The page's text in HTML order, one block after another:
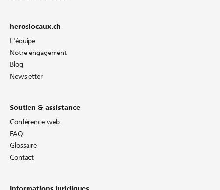
heroslocaux.ch
L'équipe
Notre engagement
Blog
Newsletter
Soutien & assistance
Conférence web
FAQ
Glossaire
Contact
Informations juridiques